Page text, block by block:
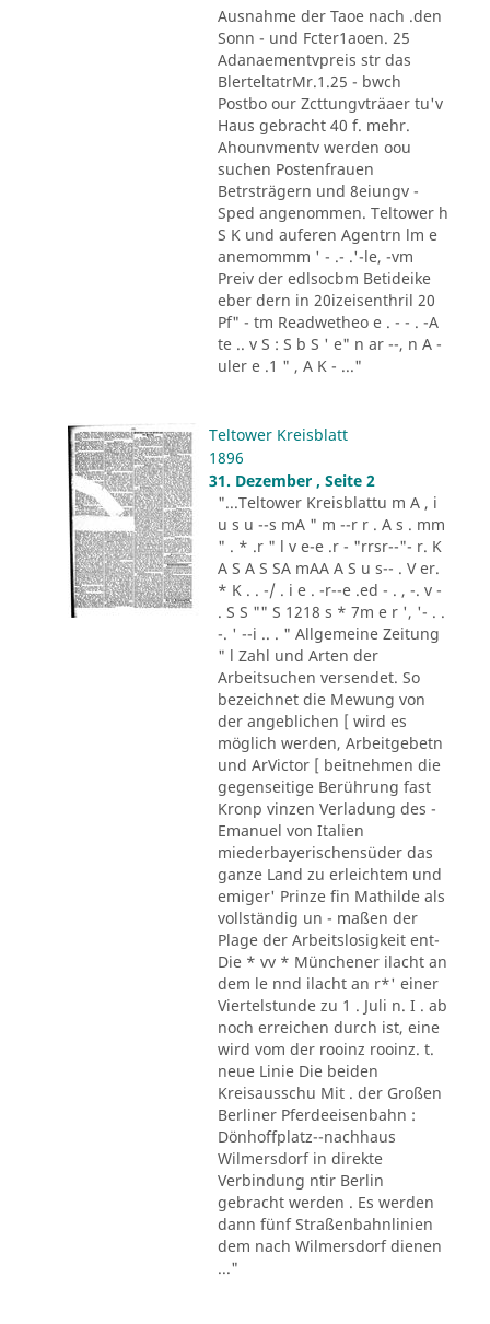
Ausnahme der Taoe nach .den
Sonn - und Fcter1aoen. 25
Adanaementvpreis str das
BlerteltatrMr.1.25 - bwch
Postbo our Zcttungvträaer tu'v
Haus gebracht 40 f. mehr.
Ahounvmentv werden oou
suchen Postenfrauen
Betrsträgern und 8eiungv -
Sped angenommen. Teltower h
S K und auferen Agentrn lm e
anemommm ' - .- .'-le, -vm
Preiv der edlsocbm Betideike
eber dern in 20izeisenthril 20
Pf" - tm Readwetheo e . - - . -A
te .. v S : S b S ' e" n ar --, n A -
uler e .1 " , A K - ..."
Teltower Kreisblatt
1896
31. Dezember , Seite 2
"...Teltower Kreisblattu m A , i
u s u --s mA " m --r r . A s . mm
" . * .r " l v e-e .r - "rrsr--"- r. K
A S A S SA mAA A S u s-- . V er.
* K . . -/ . i e . -r--e .ed - . , -. v -
. S S "" S 1218 s * 7m e r ', '- . .
-. ' --i .. . " Allgemeine Zeitung
" l Zahl und Arten der
Arbeitsuchen versendet. So
bezeichnet die Mewung von
der angeblichen [ wird es
möglich werden, Arbeitgebetn
und ArVictor [ beitnehmen die
gegenseitige Berührung fast
Kronp vinzen Verladung des -
Emanuel von Italien
miederbayerischensüder das
ganze Land zu erleichtem und
emiger' Prinze fin Mathilde als
vollständig un - maßen der
Plage der Arbeitslosigkeit ent-
Die * vv * Münchener ilacht an
dem le nnd ilacht an r*' einer
Viertelstunde zu 1 . Juli n. I . ab
noch erreichen durch ist, eine
wird vom der rooinz rooinz. t.
neue Linie Die beiden
Kreisausschu Mit . der Großen
Berliner Pferdeeisenbahn :
Dönhoffplatz--nachhaus
Wilmersdorf in direkte
Verbindung ntir Berlin
gebracht werden . Es werden
dann fünf Straßenbahnlinien
dem nach Wilmersdorf dienen
..."